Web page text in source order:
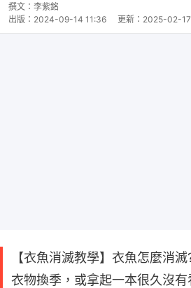
撰文： 李紫銘
出版： 2024-09-14 11:36 更新： 2025-02-
【衣魚消滅教學】衣魚怎麼消
衣物換季，或拿起一本很久沒